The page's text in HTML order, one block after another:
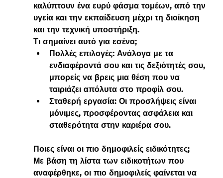
καλύπτουν ένα ευρύ φάσμα τομέων, από την
υγεία και την εκπαίδευση μέχρι τη διοίκηση
και την τεχνική υποστήριξη.
Τι σημαίνει αυτό για εσένα;
Πολλές επιλογές: Ανάλογα με τα
ενδιαφέροντά σου και τις δεξιότητές σου,
μπορείς να βρεις μια θέση που να
ταιριάζει απόλυτα στο προφίλ σου.
Σταθερή εργασία: Οι προσλήψεις είναι
μόνιμες, προσφέροντας ασφάλεια και
σταθερότητα στην καριέρα σου.
Ποιες είναι οι πιο δημοφιλείς ειδικότητες;
Με βάση τη λίστα των ειδικοτήτων που
αναφέρθηκε, οι πιο δημοφιλείς φαίνεται να